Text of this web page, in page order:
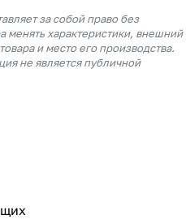
за собой право без
менять характеристики, внешний
и место его производства.
не является публичной